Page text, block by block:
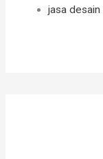
jasa desain